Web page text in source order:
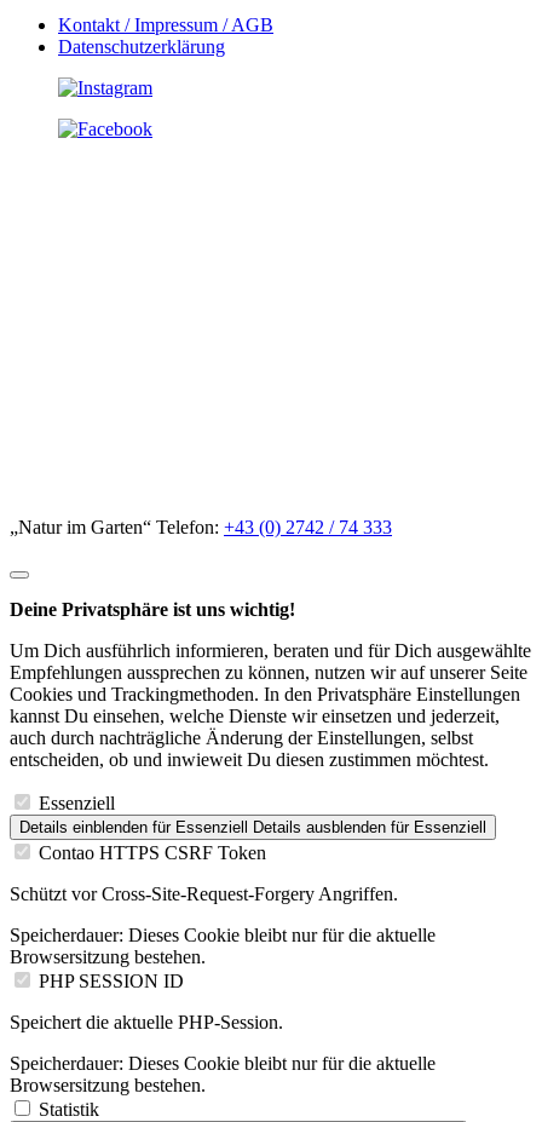
Kontakt / Impressum / AGB
Datenschutzerklärung
„Natur im Garten“ Telefon: +43 (0) 2742 / 74 333
Deine Privatsphäre ist uns wichtig!
Um Dich ausführlich informieren, beraten und für Dich ausgewählte
Empfehlungen aussprechen zu können, nutzen wir auf unserer Seite
Cookies und Trackingmethoden. In den Privatsphäre Einstellungen
kannst Du einsehen, welche Dienste wir einsetzen und jederzeit,
auch durch nachträgliche Änderung der Einstellungen, selbst
entscheiden, ob und inwieweit Du diesen zustimmen möchtest.
Essenziell
Details einblenden für Essenziell Details ausblenden für Essenziell
Contao HTTPS CSRF Token
Schützt vor Cross-Site-Request-Forgery Angriffen.
Speicherdauer: Dieses Cookie bleibt nur für die aktuelle
Browsersitzung bestehen.
PHP SESSION ID
Speichert die aktuelle PHP-Session.
Speicherdauer: Dieses Cookie bleibt nur für die aktuelle
Browsersitzung bestehen.
Statistik